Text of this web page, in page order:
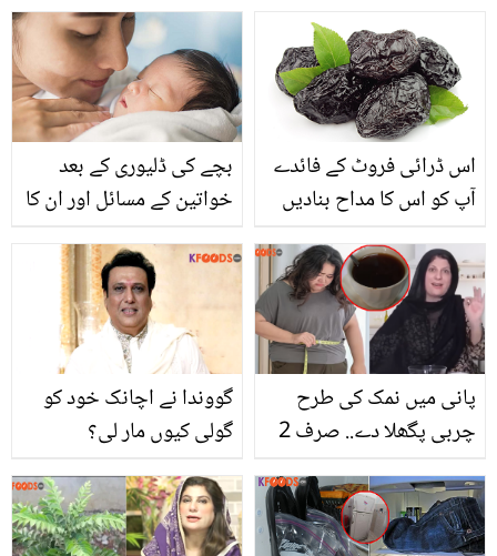
شیئر کر دیں، لڑکا کون ہے؟
بچے کی ڈلیوری کے بعد
خواتین کے مسائل اور ان کا
اس ڈرائی فروٹ کے فائدے
آپ کو اس کا مداح بنادیں
گووندا نے اچانک خود کو
گولی کیوں مار لی؟
پانی میں نمک کی طرح
چربی پگھلا دے.. صرف 2
کیسے پگھلائیں؟ ڈاکٹر
بلقیس کا جادوئی نسخہ